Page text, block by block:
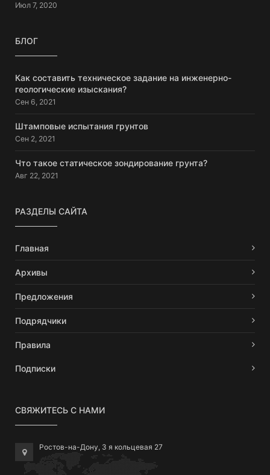
Июл 7, 2020
БЛОГ
Как составить техническое задание на инженерно-
геологические изыскания?
Сен 6, 2021
Штамповые испытания грунтов
Сен 2, 2021
Что такое статическое зондирование грунта?
Авг 22, 2021
РАЗДЕЛЫ САЙТА
Главная
Архивы
Предложения
Подрядчики
Правила
Подписки
СВЯЖИТЕСЬ С НАМИ
Ростов-на-Дону, 3 я кольцевая 27